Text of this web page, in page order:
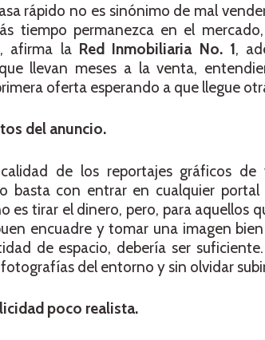
rápido no es sinónimo de mal
tiempo permanezca en el
afirma la Red Inmobiliaria No. 1,
llevan meses a la venta,
oferta esperando a que llegue
del anuncio.
de los reportajes gráficos
basta con entrar en cualquier portal
es tirar el dinero, pero, para aquellos
encuadre y tomar una imagen
de espacio, debería ser
del entorno y sin olvidar
poco realista.